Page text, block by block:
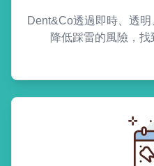
Dent&Co透過即時、透明
降低踩雷的風險，找